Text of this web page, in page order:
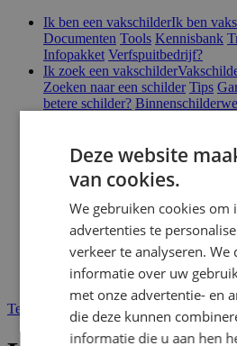
Ik ben een vakschilderIk ben
Documenten Tools Kennisbank
Infopakket Verfspuitbedrijf?
Ik zoek een vakschilder
Zoeken naar een schilder Tips
betere schilder?
Over ons
Nieuws & blog
Vacatures
Webshop
Contact
Magazines
Terug naar zoekresultaten
Deze website
van cookies.
We gebruiken cookies om
advertenties te
verkeer te analyseren. We
informatie over uw
met onze advertentie- en
die deze kunnen
informatie die u aan hen